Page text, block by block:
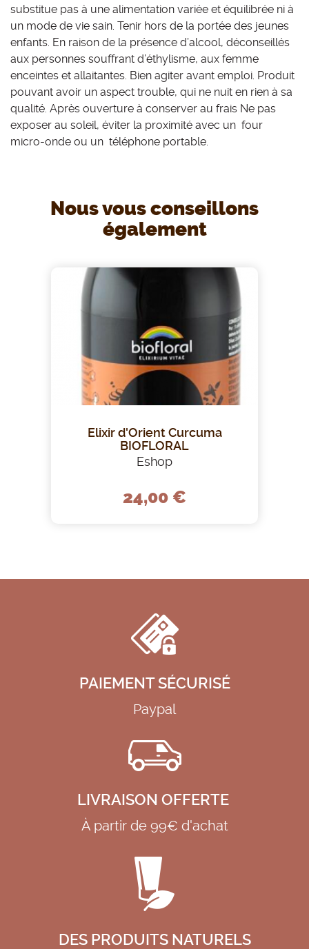
substitue pas à une alimentation variée et équilibrée ni à
un mode de vie sain. Tenir hors de la portée des jeunes
enfants. En raison de la présence d’alcool, déconseillés
aux personnes souffrant d’éthylisme, aux femme
enceintes et allaitantes. Bien agiter avant emploi. Produit
pouvant avoir un aspect trouble, qui ne nuit en rien à sa
qualité. Après ouverture à conserver au frais Ne pas
exposer au soleil, éviter la proximité avec un four
micro-onde ou un téléphone portable.
Nous vous conseillons
également
Elixir d'Orient Curcuma
BIOFLORAL
Eshop
24,00 €
PAIEMENT SÉCURISÉ
Paypal
LIVRAISON OFFERTE
À partir de 99€ d'achat
DES PRODUITS NATURELS